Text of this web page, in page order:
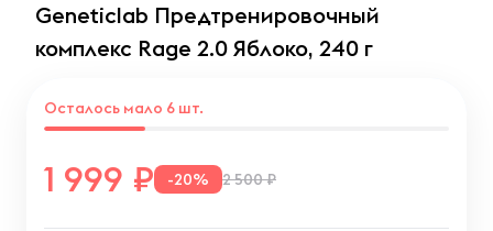
Geneticlab Предтренировочный
комплекс Rage 2.0 Яблоко, 240 г
1 999 -20% 2 500 ₽
Осталось мало 6 шт.